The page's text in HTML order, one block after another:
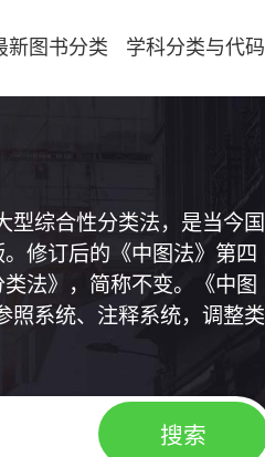
新图书分类 学科分类与代码
型综合性分类法，是当今国
修订后的《中图法》第四
法》，简称不变。《中图
照系统、注释系统，调整类